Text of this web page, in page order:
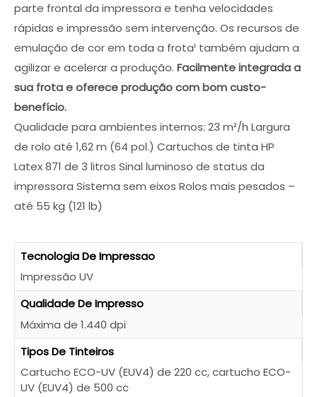
parte frontal da impressora e tenha velocidades
rápidas e impressão sem intervenção. Os recursos de
emulação de cor em toda a frota¹ também ajudam a
agilizar e acelerar a produção. Facilmente integrada a
sua frota e oferece produção com bom custo-
benefício.
Qualidade para ambientes internos: 23 m²/h Largura
de rolo até 1,62 m (64 pol.) Cartuchos de tinta HP
Latex 871 de 3 litros Sinal luminoso de status da
impressora Sistema sem eixos Rolos mais pesados –
até 55 kg (121 lb)
Tecnologia De Impressao
Impressão UV
Qualidade De Impresso
Máxima de 1.440 dpi
Tipos De Tinteiros
Cartucho ECO-UV (EUV4) de 220 cc, cartucho ECO-
UV (EUV4) de 500 cc
Qual é a máquina ideal para o seu
negócio?
Evite erros na escolha. Fale com um especialista
para conhecer os descontos em vigor e encontrar
QUERO SER CONTACTADO!